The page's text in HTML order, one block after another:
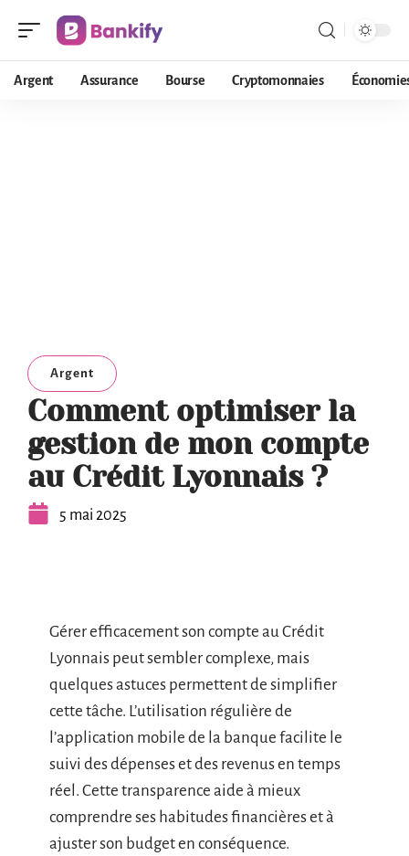
Argent Assurance Bourse Cryptomonnaies
Argent
Comment optimiser la
gestion de mon compte
au Crédit Lyonnais ?
5 mai 2025
Gérer efficacement son compte au Crédit
Lyonnais peut sembler complexe, mais
quelques astuces permettent de simplifier
cette tâche. L’utilisation régulière de
l’application mobile de la banque facilite le
suivi des dépenses et des revenus en temps
réel. Cette transparence aide à mieux
comprendre ses habitudes financières et à
ajuster son budget en conséquence.